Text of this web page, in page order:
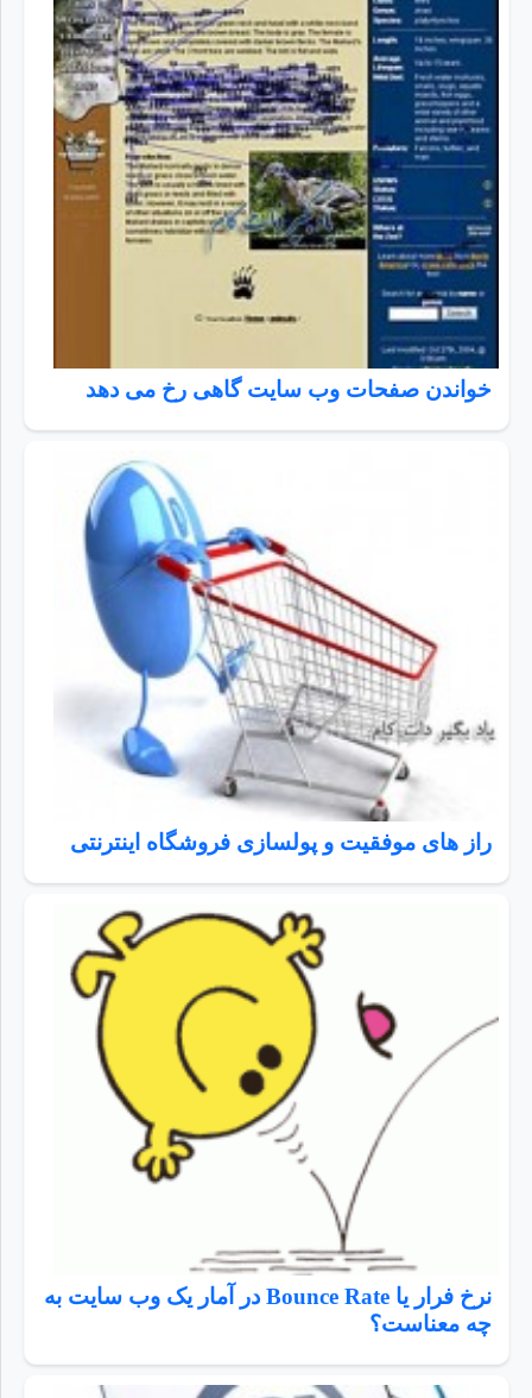
خواندن صفحات وب سايت گاهی رخ می دهد
راز های موفقیت و پولسازی فروشگاه اینترنتی
نرخ فرار یا Bounce Rate در آمار یک وب سایت به
چه معناست؟